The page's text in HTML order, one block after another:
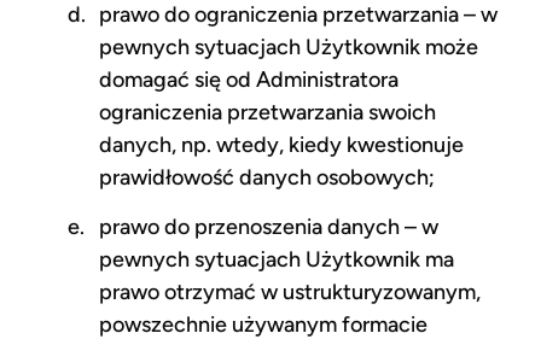
prawo do ograniczenia przetwarzania – w
pewnych sytuacjach Użytkownik może
domagać się od Administratora
ograniczenia przetwarzania swoich
danych, np. wtedy, kiedy kwestionuje
prawidłowość danych osobowych;
prawo do przenoszenia danych – w
pewnych sytuacjach Użytkownik ma
prawo otrzymać w ustrukturyzowanym,
powszechnie używanym formacie